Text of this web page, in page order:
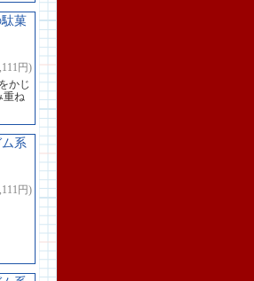
菓
円)
かじ
重ね
系
円)